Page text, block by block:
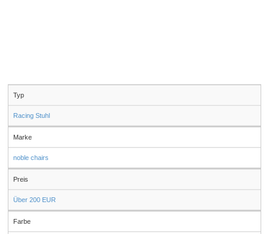
Typ
Racing Stuhl
Marke
noble chairs
Preis
Über 200 EUR
Farbe